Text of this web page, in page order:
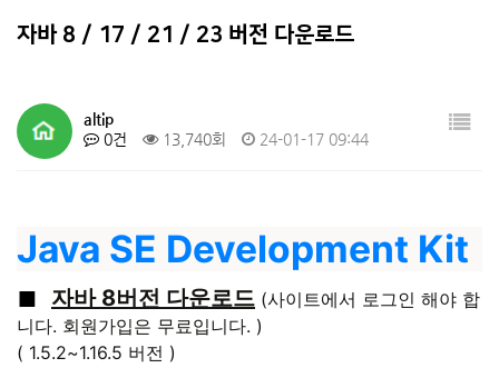
자바 8 / 17 / 21 / 23 버전 다운로드
altip
0건
13,740회 24-01-17 09:44
Java SE Development Kit
■ 자바 8버전 다운로드 (사이트에서 로그인 해야 합
니다. 회원가입은 무료입니다. )
( 1.5.2~1.16.5 버전 )